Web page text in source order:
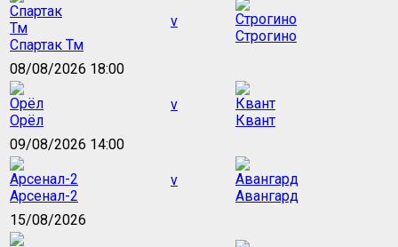
Спартак Тм
v
Строгино
08/08/2026 18:00
Орёл
v
Квант
09/08/2026 14:00
Арсенал-2
v
Авангард
15/08/2026